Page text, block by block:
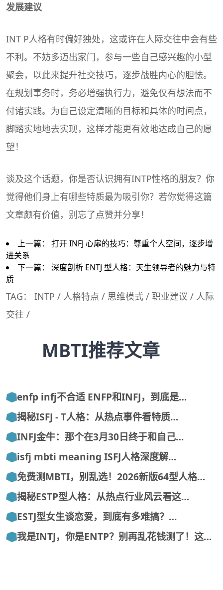
发展建议
INT P人格有时偏好独处，这或许在人际交往中会有些
不利。不妨多迈出家门，参与一些自己感兴趣的小型
聚会，以此来提升社交技巧，逐步战胜内心的胆怯。
在规划事务时，务必增强执行力，避免仅有想法而不
付诸实践。为自己设定清晰的目标和具体的时间点，
脚踏实地地去实现，这样才能更有效地达成自己的愿
望！
谈及这个话题，你是否认识拥有INTP性格的朋友？你
觉得他们身上有哪些特质最为吸引你？若你觉得这篇
文章颇有价值，别忘了点赞并分享！
上一篇： 打开 INFJ 心扉的技巧：尊重个人空间，逐步增
进关系
下一篇： 深度剖析 ENTJ 型人格：天生领导者的魅力与特
质
TAG： INTP / 人格特点 / 思维模式 / 职业建议 / 人际
交往 /
MBTI推荐文章
enfp infj不合适 ENFP和INFJ，到底是…
揭秘ISFJ - T人格：从热点事件看特质…
INFJ金牛：那个在3月30日终于和自己…
isfj mbti meaning ISFJ人格深度解…
免费测MBTI，别乱选！2026新版64型人格…
揭秘ESTP型人格：从热点行业风云看这…
ESTJ型女生谈恋爱，到底有多难搞？…
我是INTJ，你是ENTP？别再乱花钱测了！这…